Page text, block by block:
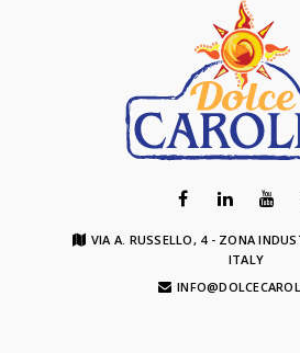
VIA A. RUSSELLO, 4 - ZONA
ITALY